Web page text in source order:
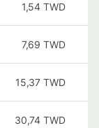
1,54 TWD
7,69 TWD
15,37 TWD
30,74 TWD